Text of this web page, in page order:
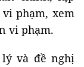
phạm, xem
vi phạm.
và đề nghị